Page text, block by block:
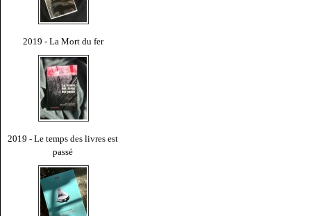
2019 - La Mort du fer
2019 - Le temps des livres est
passé